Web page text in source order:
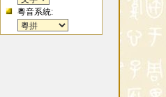
粵音系統: